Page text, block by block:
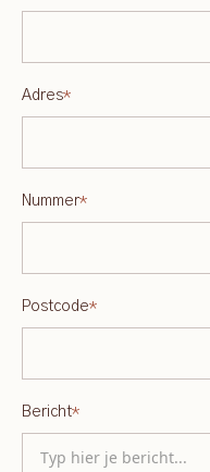
Adres*
Nummer*
Postcode*
Bericht*